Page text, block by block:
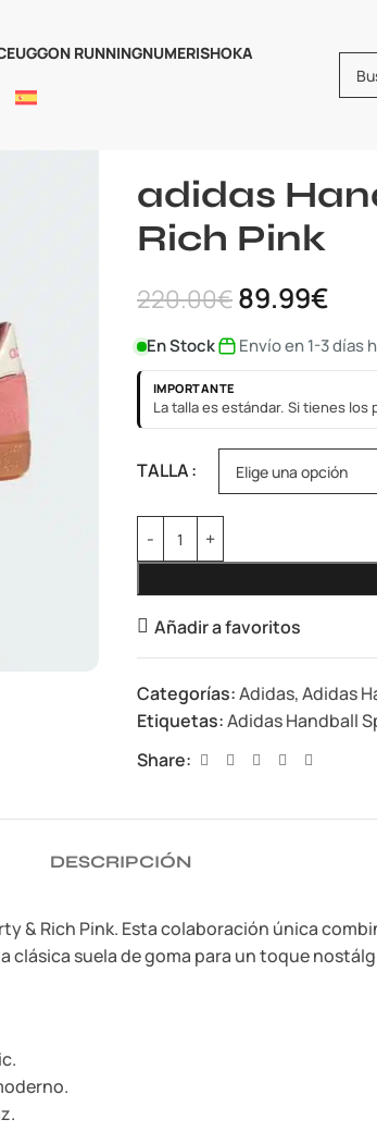
UGGON RUNNINGNUMERISHOKA
adidas
Rich Pink
220.00€89.99€
En Stock Envío en 1-3 días
IMPORTANTE
La talla es estándar. Si tienes
TALLA
Añadir a favoritos
Categorías:Adidas,Adidas
Etiquetas:Adidas Handball
Share:
DESCRIPCIÓN
& Rich Pink. Esta colaboración única
suela de goma para un toque